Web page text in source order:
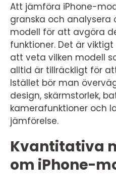
Att jämföra iPhone-
granska och analysera
modell för att avgöra
funktioner. Det är
att veta vilken modell
alltid är tillräckligt för
Istället bör man
design, skärmstorlek,
kamerafunktioner och
jämförelse.
Kvantitativa
om iPhone-